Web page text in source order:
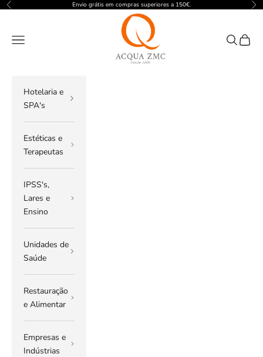
Pular para o conteúdo
Anterior Envio grátis em compras superiores a 150€.
ACQUA ZMC
Menu
Pesquisar
Hotelaria e
SPA's
Estéticas e
Terapeutas
IPSS's,
Lares e
Ensino
Unidades de
Saúde
Restauração
e Alimentar
Empresas e
Indústrias